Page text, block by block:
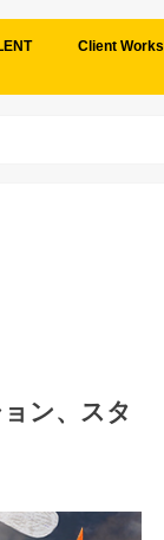
Client Works
ン、スタ